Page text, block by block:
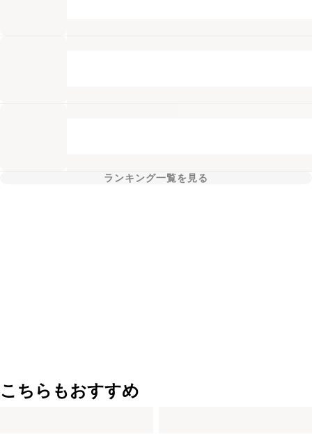
ランキング一覧を見る
こちらもおすすめ